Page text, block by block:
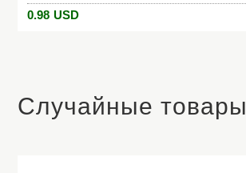
0.98 USD
Случайные товары